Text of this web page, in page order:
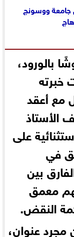
جامعة ووسونج
بالورود،
خبرته
مع أعقد
الأستاذ
على
في
بين
فهم معمق
النقض.
مجرد عنوان،